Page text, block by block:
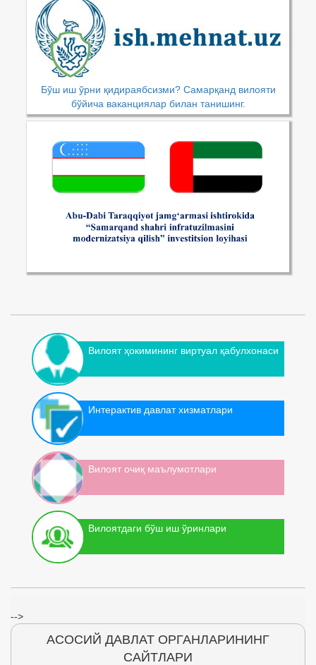
Бўш иш ўрни қидираябсизми? Самарқанд вилояти
бўйича ваканциялар билан танишинг.
Вилоят ҳокимининг виртуал қабулхонаси
Интерактив давлат хизматлари
Вилоят очиқ маълумотлари
Вилоятдаги бўш иш ўринлари
-->
АСОСИЙ ДАВЛАТ ОРГАНЛАРИНИНГ
САЙТЛАРИ